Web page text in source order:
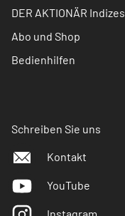
DER AKTIONÄR Indizes
Abo und Shop
Bedienhilfen
Schreiben Sie uns
Kontakt
YouTube